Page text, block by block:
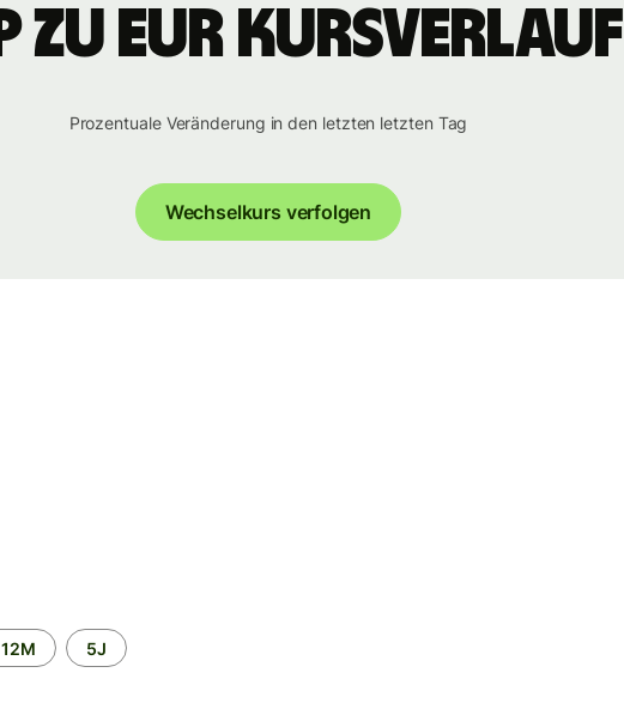
zu EUR Kursverlauf
Prozentuale Veränderung in den letzten letzten Tag
Wechselkurs verfolgen
12M 5J